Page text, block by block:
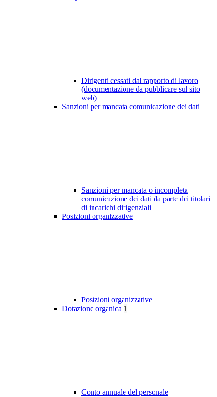
Dirigenti cessati dal rapporto di lavoro
(documentazione da pubblicare sul sito
web)
Sanzioni per mancata comunicazione dei dati
Sanzioni per mancata o incompleta
comunicazione dei dati da parte dei titolari
di incarichi dirigenziali
Posizioni organizzative
Posizioni organizzative
Dotazione organica 1
Conto annuale del personale